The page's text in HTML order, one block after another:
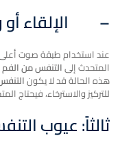
– الإلقاء
عند استخدام طبقة صوت أعلى
المتحدث إلىالتنفس من الفم
هذه الحالة قد لا يكون
للتركيز والاسترخاء، فيحتاج
ثالثاً: عيوب